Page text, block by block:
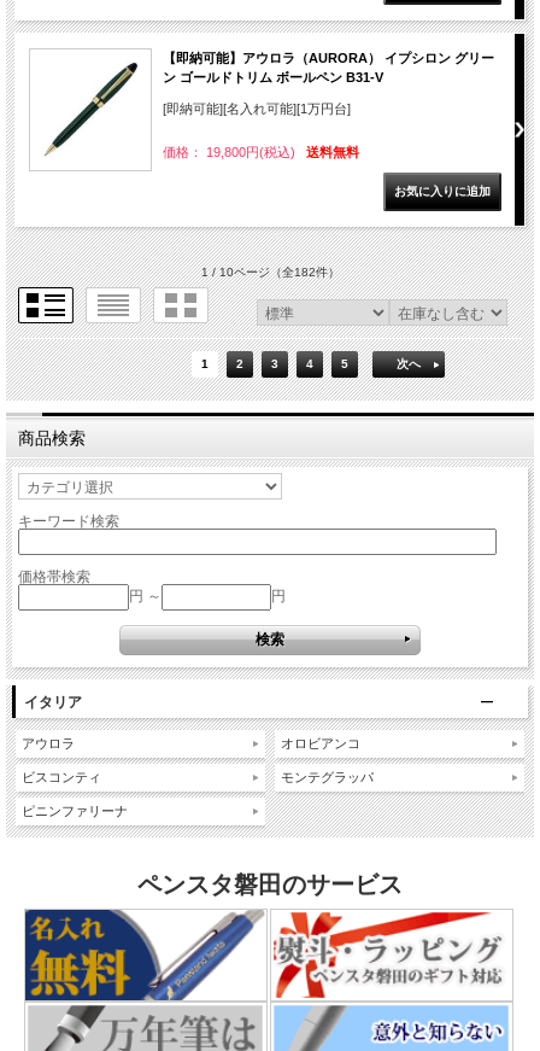
【即納可能】アウロラ（AURORA） イプシロン グリー
ン ゴールドトリム ボールペン B31-V
[即納可能][名入れ可能][1万円台]
価格： 19,800円(税込) 送料無料
1 / 10ページ（全182件）
1 2 3 4 5 次へ
商品検索
キーワード検索
価格帯検索
円 ～
円
イタリア
アウロラ
ビスコンティ
ピニンファリーナ
オロビアンコ
モンテグラッパ
ペンスタ磐田のサービス